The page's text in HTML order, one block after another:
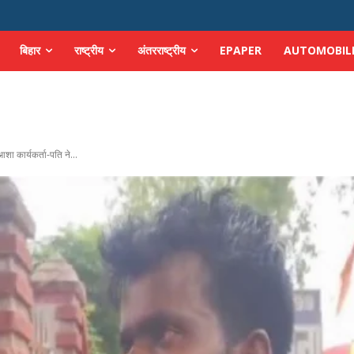
बिहार राष्ट्रीय अंतरराष्ट्रीय EPAPER
कार्यकर्ता-पति ने...